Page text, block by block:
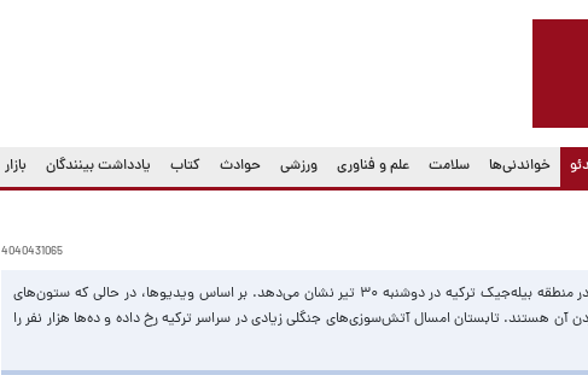
(current) خواندنی‌ها سلامت علم و فناوری ورزشی حوادث کتاب یادداشت بینندگان بازار
4040431065
ویدیوهای منتشرشده از سوی وزارت جنگلداری ترکیه، وقوع گردباد آتش را در منطقه بیله‌جیک ترکیه در دوشنبه ۳۰ تیر نشان می‌دهد. بر اساس ویدیوها، در حالی که ستون‌های
هستند. تابستان امسال آتش‌سوزی‌های جنگلی زیادی در سراسر ترکیه رخ داده و ده‌ها هزار نفر را